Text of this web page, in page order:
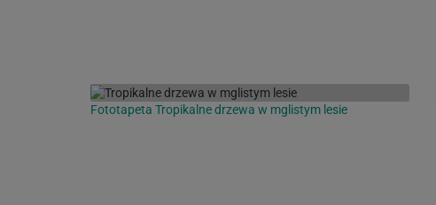
Fototapeta Tropikalne drzewa w mglistym lesie